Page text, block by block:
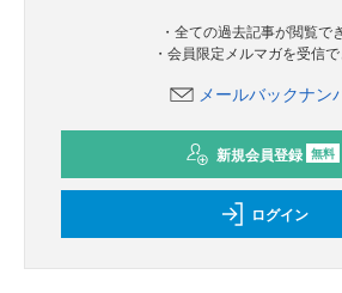
・全ての過去記事が閲覧で
・会員限定メルマガを受信
メールバックナン
新規会員登録 無料
ログイン